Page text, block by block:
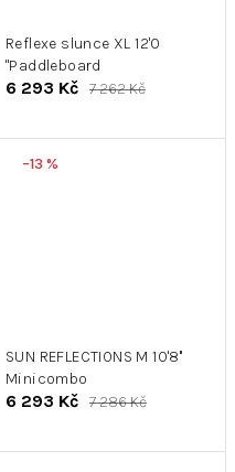
Reflexe slunce XL 12'0
"Paddleboard
6 293 Kč 7 262 Kč
–13 %
SUN REFLECTIONS M 10'8''
Minicombo
6 293 Kč 7 286 Kč